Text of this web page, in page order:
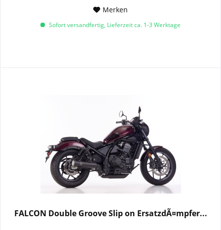
Merken
Sofort versandfertig, Lieferzeit ca. 1-3 Werktage
FALCON Double Groove Slip on ErsatzdÃ¤mpfer...